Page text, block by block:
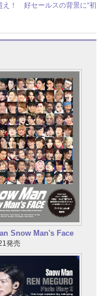
え！ 好セールスの背景に“初
Snow Man's Face
発売